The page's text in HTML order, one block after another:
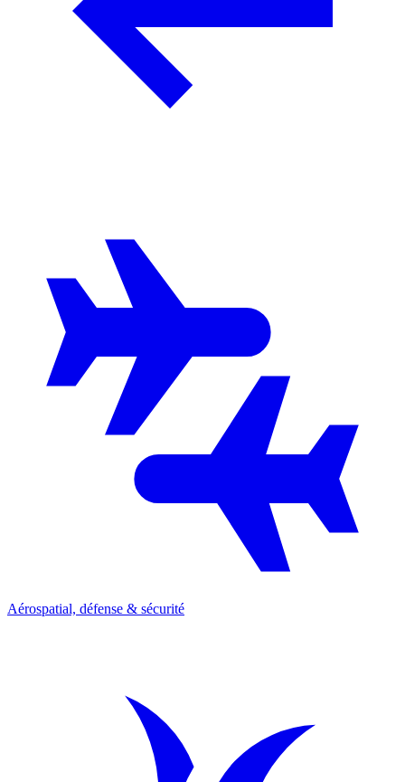
Aérospatial, défense & sécurité